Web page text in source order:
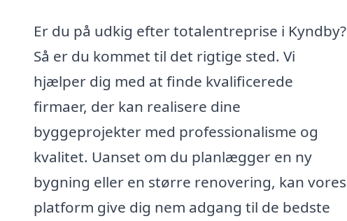
Er du på udkig efter totalentreprise i Kyndby?
Så er du kommet til det rigtige sted. Vi
hjælper dig med at finde kvalificerede
firmaer, der kan realisere dine
byggeprojekter med professionalisme og
kvalitet. Uanset om du planlægger en ny
bygning eller en større renovering, kan vores
platform give dig nem adgang til de bedste